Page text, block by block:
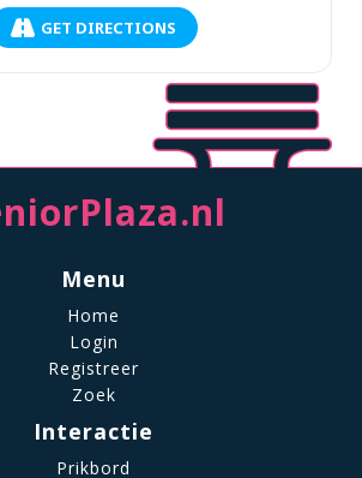
GET DIRECTIONS
Menu
Home
Login
Registreer
Zoek
Interactie
Prikbord